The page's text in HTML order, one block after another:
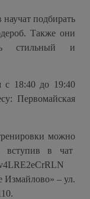
подбирать
Также они
стильный и
с 18:40 до 19:40
Первомайская
можно
вступив в чат
– ул.